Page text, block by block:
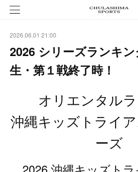
2026.06.01 21:00
2026 シリーズランキ
生・第１戦終了時！
オリエンタル
沖縄キッズトライ
ーズ